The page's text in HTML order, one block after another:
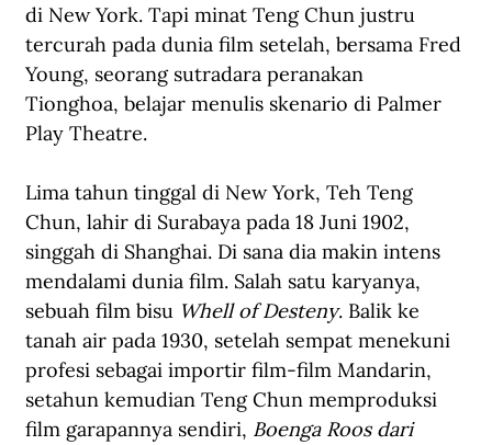
di New York. Tapi minat Teng Chun justru
tercurah pada dunia film setelah, bersama Fred
Young, seorang sutradara peranakan
Tionghoa, belajar menulis skenario di Palmer
Play Theatre.
Lima tahun tinggal di New York, Teh Teng
Chun, lahir di Surabaya pada 18 Juni 1902,
singgah di Shanghai. Di sana dia makin intens
mendalami dunia film. Salah satu karyanya,
sebuah film bisu Whell of Desteny. Balik ke
tanah air pada 1930, setelah sempat menekuni
profesi sebagai importir film-film Mandarin,
setahun kemudian Teng Chun memproduksi
film garapannya sendiri, Boenga Roos dari